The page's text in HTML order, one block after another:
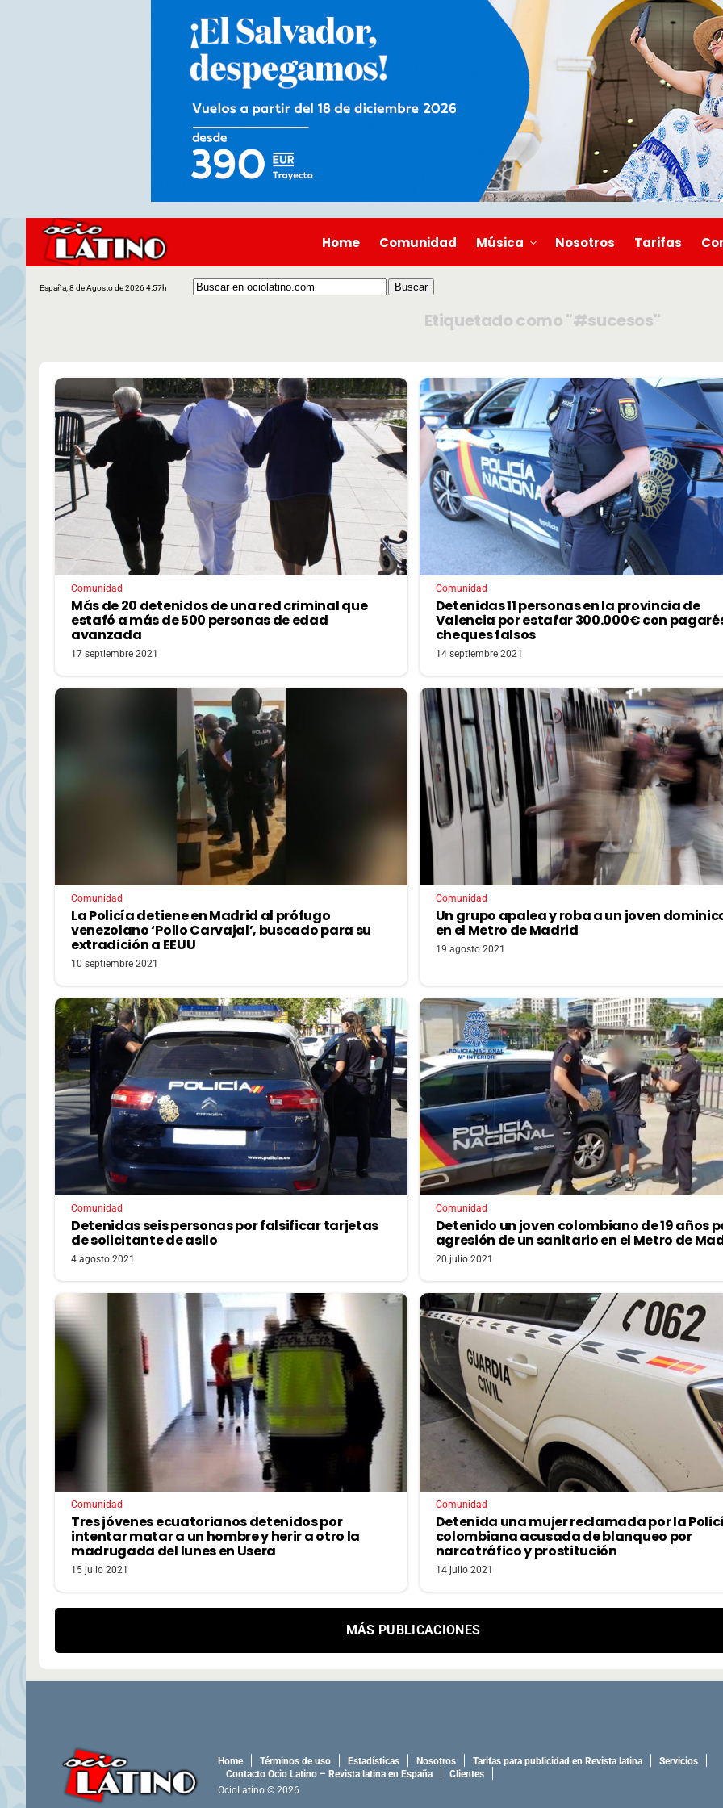
Home Comunidad Música Nosotros Tarifas
España, 8 de Agosto de 2026 4:57h
Etiquetado como "#sucesos"
Comunidad
Más de 20 detenidos de una red criminal que
estafó a más de 500 personas de edad
avanzada
17 septiembre 2021
Comunidad
Detenidas 11 personas en la provincia de
Valencia por estafar 300.000€ con
cheques falsos
14 septiembre 2021
Comunidad
La Policía detiene en Madrid al prófugo
venezolano ‘Pollo Carvajal’, buscado para su
extradición a EEUU
10 septiembre 2021
Comunidad
Un grupo apalea y roba a un joven
en el Metro de Madrid
19 agosto 2021
Comunidad
Detenidas seis personas por falsificar tarjetas
de solicitante de asilo
4 agosto 2021
Comunidad
Detenido un joven colombiano de 19 años
agresión de un sanitario en el Metro de
20 julio 2021
Comunidad
Tres jóvenes ecuatorianos detenidos por
intentar matar a un hombre y herir a otro la
madrugada del lunes en Usera
15 julio 2021
Comunidad
Detenida una mujer reclamada por la
colombiana acusada de blanqueo por
narcotráfico y prostitución
14 julio 2021
MÁS PUBLICACIONES
Home Términos de uso Estadísticas Nosotros Tarifas para publicidad en Revista latina
Servicios
Contacto Ocio Latino – Revista latina en España
Clientes
OcioLatino © 2026